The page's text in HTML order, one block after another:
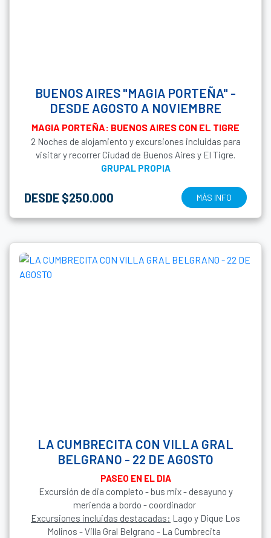
BUENOS AIRES "MAGIA PORTEÑA" -
DESDE AGOSTO A NOVIEMBRE
MAGIA PORTEÑA: BUENOS AIRES CON EL TIGRE
2 Noches de alojamiento y excursiones incluidas para
visitar y recorrer Ciudad de Buenos Aires y El Tigre.
GRUPAL PROPIA
DESDE $250.000 MÁS INFO
LA CUMBRECITA CON VILLA GRAL
BELGRANO - 22 DE AGOSTO
PASEO EN EL DIA
Excursión de dia completo - bus mix - desayuno y
merienda a bordo - coordinador
Excursiones incluidas destacadas: Lago y Dique Los
Molinos - Villa Gral Belgrano - La Cumbrecita